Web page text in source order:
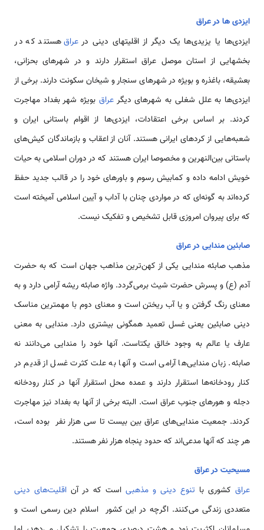
ایزدی ها در عراق
ایزدی‌ها یا یزیدی‌ها یک دیگر از اقلیتهای دینی درعراقهستند که در
بخشهایی از استان موصل عراق استقرار دارند و در شهرهای بحزانی،
بعشیقه، باغذره و بویژه در شهرهای سنجار و شیخان سکونت دارند. برخی از
ایزدی‌ها به علل شغلی به شهرهای دیگرعراق بویژه شهر بغداد مهاجرت
کردند. بر اساس برخی اعتقادات، ایزدی‌ها از اقوام باستانی ایران و
شعبه‌هایی از کردهای ایرانی هستند. آنان از اعقاب و بازماندگان کیش‌های
باستانی بین‌النهرین و مخصوصا ایران هستند که در دوران اسلامی به حیات
خویش ادامه داده و کمابیش رسوم و باورهای خود را در قالب جدید حفظ
کرده‌اند به گونه‌ای که در مواردی چنان با آداب و آیین اسلامی آمیخته است
که برای پیروان امروزی قابل تشخیص و تفکیک نیست.
صابئین مندایی در عراق
مذهب صابئه مندایی یکی از کهن‌ترین مذاهب جهان است که به حضرت
آدم (ع) و پسرش حضرت شیث برمی‌گردد. واژه صابئه ریشه آرامی دارد و به
معنای رنگ گرفتن و یا آب ریختن است و معنای دوم با مهمترین مناسک
دینی صابئین یعنی غسل تعمید همگونی بیشتری دارد. مندایی به معنی
عارف یا عالم به وجود خالق یکتاست. آنها خود را مندایی می‌دانند نه
صابئه. زبان مندایی‌ها آرامی است و آنها به علت کثرت غسل از قدیم در
کنار رودخانه‌ها استقرار دارند و عمده محل استقرار آنها در کنار رودخانه
دجله و هورهای جنوب عراق است. البته برخی از آنها به بغداد نیز مهاجرت
کردند. جمعیت مندایی‌های عراق بین بیست تا سی هزار نفر بوده است،
هر چند که آنها مدعی‌اند که حدود پنجاه هزار نفر هستند.
مسیحیت در عراق
عراق کشوری با تنوع دینی و مذهبی است که در آن اقلیت‌های دینی
متعددی زندگی می‌کنند. اگرچه در این کشور اسلام دین رسمی است و